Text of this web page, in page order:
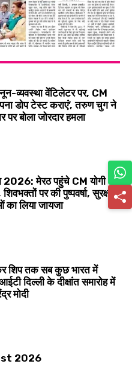
व्यवस्था वेंटिलेटर पर, CM
डोप टेस्ट कराएं’, तरुण चुग ने
बोला जोरदार हमला
2026: मेरठ पहुंचे CM योगी
पर की पुष्पवर्षा, सुरक्षा
लिया जायजा
शिप तक सब कुछ भारत में
दिल्ली के दीक्षांत समारोह में
मोदी
2026